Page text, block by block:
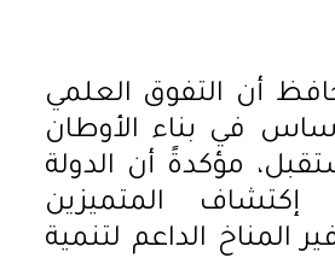
أن التفوق العلمي
في بناء الأوطان
مؤكدةً أن الدولة
المتميزين
المناخ الداعم لتنمية